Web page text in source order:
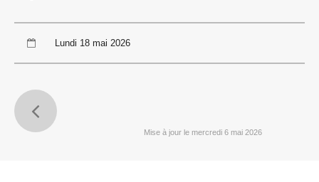
Lundi 18 mai 2026
Mise à jour le mercredi 6 mai 2026